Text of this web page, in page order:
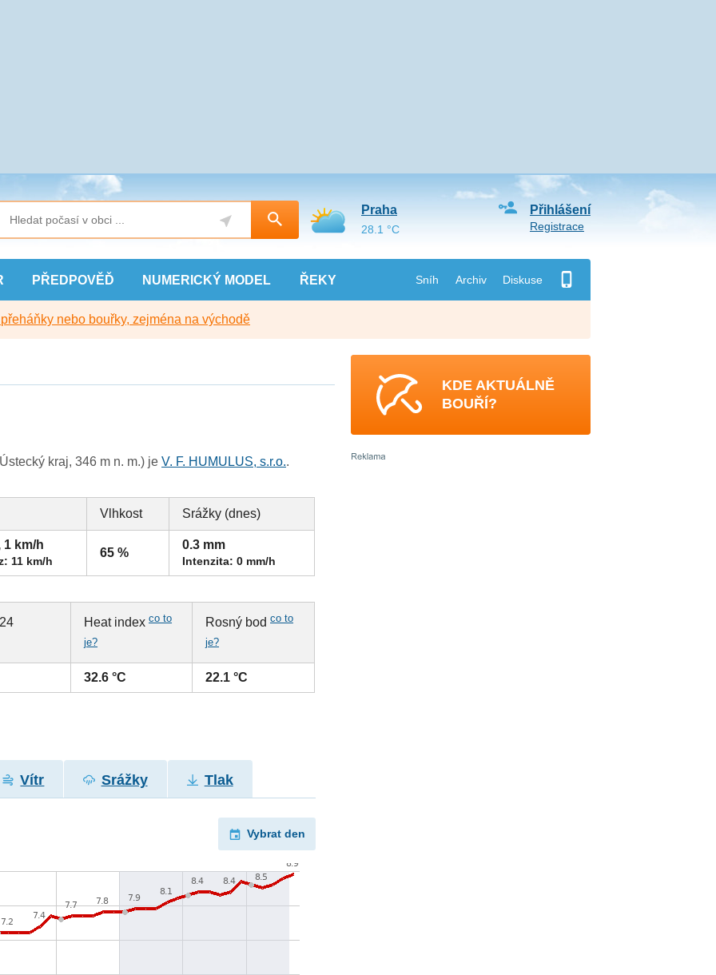
PŘEDPOVĚĎ NUMERICKÝ MODEL ŘEKY Sníh Archiv Diskuse
Přihlášení
Registrace
Praha
28.1 °C
nebo bouřky, zejména na východě
kraj, 346 m n. m.) jeV. F. HUMULUS, s.r.o..
Vlhkost Srážky (dnes)
1 km/h
11 km/h
65 %
0.3 mm
Intenzita: 0 mm/h
Heat indexco to
je?
Rosný bodco to
je?
32.6 °C 22.1 °C
Vítr Srážky Tlak
Vybrat den
KDE AKTUÁLNĚ
BOUŘÍ?